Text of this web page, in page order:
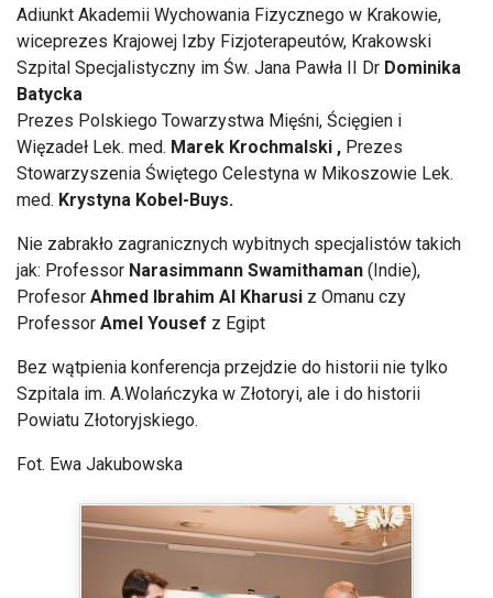
Adiunkt Akademii Wychowania Fizycznego w Krakowie,
wiceprezes Krajowej Izby Fizjoterapeutów, Krakowski
Szpital Specjalistyczny im Św. Jana Pawła II Dr Dominika
Batycka
Prezes Polskiego Towarzystwa Mięśni, Ścięgien i
Więzadeł Lek. med. Marek Krochmalski , Prezes
Stowarzyszenia Świętego Celestyna w Mikoszowie Lek.
med. Krystyna Kobel-Buys.
Nie zabrakło zagranicznych wybitnych specjalistów takich
jak: Professor Narasimmann Swamithaman (Indie),
Profesor Ahmed Ibrahim Al Kharusi z Omanu czy
Professor Amel Yousef z Egipt
Bez wątpienia konferencja przejdzie do historii nie tylko
Szpitala im. A.Wolańczyka w Złotoryi, ale i do historii
Powiatu Złotoryjskiego.
Fot. Ewa Jakubowska